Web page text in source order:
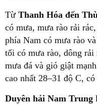
Từ Thanh Hóa đến
có mưa, mưa rào rải
phía Nam có mưa rào
tối có mưa rào, dông rải
mưa đá và gió giật
cao nhất 28–31 độ C,
Duyên hải Nam Trung